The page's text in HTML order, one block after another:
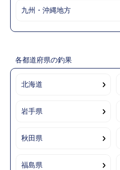
九州・沖縄地方
各都道府県の釣果
北海道
岩手県
秋田県
福島県